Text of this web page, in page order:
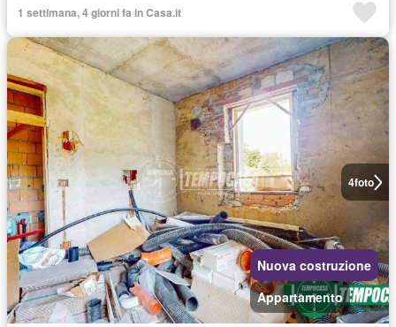
1 settimana, 4 giorni fa in Casa.it
4foto
Nuova costruzione
Appartamento